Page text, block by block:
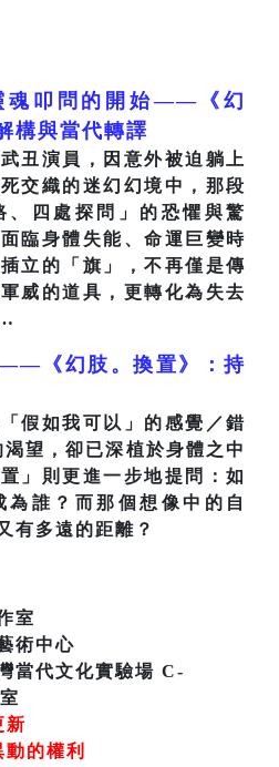
魂叩問的開始——《幻
構與當代轉譯
丑演員，因意外被迫躺上
交織的迷幻幻境中，那段
、四處探問」的恐懼與驚
臨身體失能、命運巨變時
立的「旗」，不再僅是傳
威的道具，更轉化為失去
《幻肢。換置》：持
假如我可以」的感覺／錯
望，卻已深植於身體之中
」則更進一步地提問：如
為誰？而那個想像中的自
有多遠的距離？
室
術中心
當代文化實驗場 C-
新
的權利